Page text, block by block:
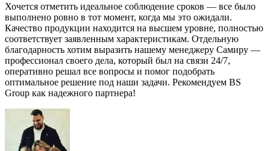
Хочется отметить идеальное соблюдение сроков — все было
выполнено ровно в тот момент, когда мы это ожидали.
Качество продукции находится на высшем уровне, полностью
соответствует заявленным характеристикам. Отдельную
благодарность хотим выразить нашему менеджеру Самиру —
профессионал своего дела, который был на связи 24/7,
оперативно решал все вопросы и помог подобрать
оптимальное решение под наши задачи. Рекомендуем BS
Group как надежного партнера!